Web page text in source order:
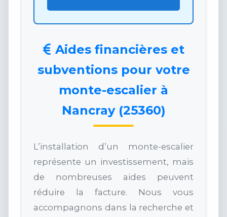
Aides financières et
subventions pour votre
monte-escalier à
Nancray (25360)
L’installation d’un monte-escalier
représente un investissement, mais
de nombreuses aides peuvent
réduire la facture. Nous vous
accompagnons dans la recherche et